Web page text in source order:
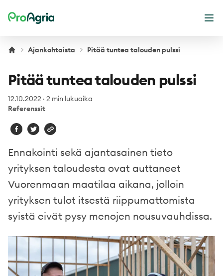
ProAgria
Ajankohtaista Pitää tuntea talouden pulssi
Pitää tuntea talouden pulssi
12.10.2022 · 2 min lukuaika
Referenssit
Ennakointi sekä ajantasainen tieto
yrityksen taloudesta ovat auttaneet
Vuorenmaan maatilaa aikana, jolloin
yrityksen tulot itsestä riippumattomista
syistä eivät pysy menojen nousuvauhdissa.